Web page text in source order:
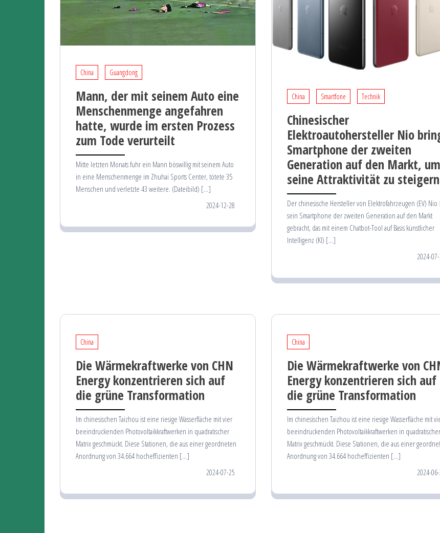
China Guangdong
Mann, der mit seinem Auto eine
Menschenmenge angefahren
hatte, wurde im ersten Prozess
zum Tode verurteilt
Mitte letzten Monats fuhr ein Mann böswillig mit seinem Auto
in eine Menschenmenge im Zhuhai Sports Center, tötete 35
Menschen und verletzte 43 weitere. (Dateibild) […]
2024-12-28
China Smartfone Technik
Chinesischer
Elektroautohersteller Nio
Smartphone der zweiten
Generation auf den Markt, um
seine Attraktivität zu steigern
Der chinesische Hersteller von Elektrofahrzeugen (EV) Nio
sein Smartphone der zweiten Generation auf den Markt
gebracht, das mit einem Chatbot-Tool auf Basis künstlicher
Intelligenz (KI) […]
2024-
China
Die Wärmekraftwerke von CHN
Energy konzentrieren sich auf
die grüne Transformation
Im chinesischen Taizhou ist eine riesige Wasserfläche mit vier
beeindruckenden Photovoltaikkraftwerken in quadratischer
Matrix geschmückt. Diese Stationen, die aus einer geordneten
Anordnung von 34.664 hocheffizienten […]
2024-07-25
China
Die Wärmekraftwerke von
Energy konzentrieren sich auf
die grüne Transformation
Im chinesischen Taizhou ist eine riesige Wasserfläche mit
beeindruckenden Photovoltaikkraftwerken in quadratischer
Matrix geschmückt. Diese Stationen, die aus einer
Anordnung von 34.664 hocheffizienten […]
2024-